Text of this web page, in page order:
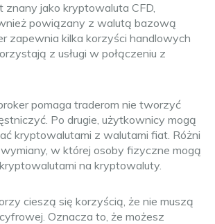
znany jako kryptowaluta CFD,
powiązany z walutą bazową
zapewnia kilka korzyści handlowych
z usługi w połączeniu z
pomaga traderom nie tworzyć
Po drugie, użytkownicy mogą
kryptowalutami z walutami fiat. Różni
w której osoby fizyczne mogą
na kryptowaluty.
cieszą się korzyścią, że nie muszą
Oznacza to, że możesz